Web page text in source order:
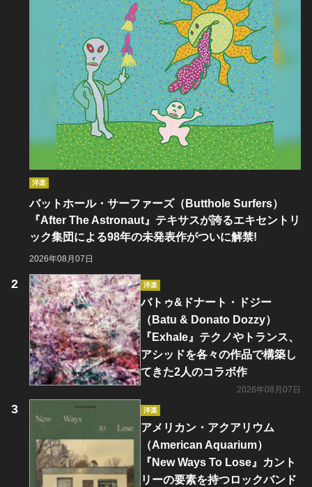
洋楽
バットホール・サーファーズ（Butthole Surfers）
『After The Astronaut』テキサスが誇るエキセントリ
ック集団による98年の未発表作がついに解禁!
2026年08月07日
洋楽
バトゥ&ドナート・ドジー
（Batu & Donato Dozzy）
『Exhale』テクノやトランス、
アシッドを各々の作品で構築し
てきた2人のコラボ作
2026年08月07日
洋楽
アメリカン・アクアリウム
（American Aquarium）
『New Ways To Lose』カント
リーの要素を持つロックバンド